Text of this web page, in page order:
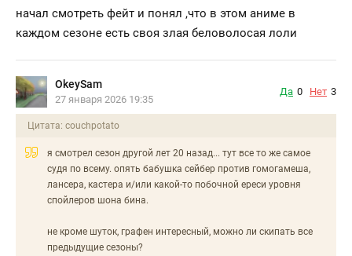
начал смотреть фейт и понял ,что в этом аниме в
каждом сезоне есть своя злая беловолосая лоли
OkeySam
27 января 2026 19:35
Да 0 Нет 3
Цитата: couchpotato
я смотрел сезон другой лет 20 назад... тут все то же самое
судя по всему. опять бабушка сейбер против гомогамеша,
лансера, кастера и/или какой-то побочной ереси уровня
спойлеров шона бина.
не кроме шуток, графен интересный, можно ли скипать все
предыдущие сезоны?